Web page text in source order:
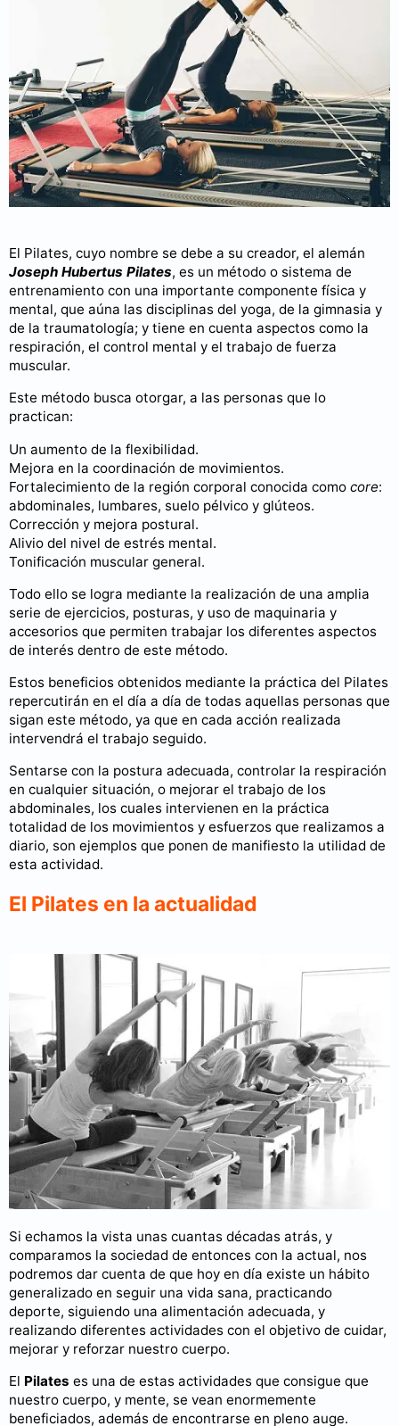
El Pilates, cuyo nombre se debe a su creador, el alemán
Joseph Hubertus Pilates, es un método o sistema de
entrenamiento con una importante componente física y
mental, que aúna las disciplinas del yoga, de la gimnasia y
de la traumatología; y tiene en cuenta aspectos como la
respiración, el control mental y el trabajo de fuerza
muscular.
Este método busca otorgar, a las personas que lo
practican:
Un aumento de la flexibilidad.
Mejora en la coordinación de movimientos.
Fortalecimiento de la región corporal conocida como core:
abdominales, lumbares, suelo pélvico y glúteos.
Corrección y mejora postural.
Alivio del nivel de estrés mental.
Tonificación muscular general.
Todo ello se logra mediante la realización de una amplia
serie de ejercicios, posturas, y uso de maquinaria y
accesorios que permiten trabajar los diferentes aspectos
de interés dentro de este método.
Estos beneficios obtenidos mediante la práctica del Pilates
repercutirán en el día a día de todas aquellas personas que
sigan este método, ya que en cada acción realizada
intervendrá el trabajo seguido.
Sentarse con la postura adecuada, controlar la respiración
en cualquier situación, o mejorar el trabajo de los
abdominales, los cuales intervienen en la práctica
totalidad de los movimientos y esfuerzos que realizamos a
diario, son ejemplos que ponen de manifiesto la utilidad de
esta actividad.
El Pilates en la actualidad
Si echamos la vista unas cuantas décadas atrás, y
comparamos la sociedad de entonces con la actual, nos
podremos dar cuenta de que hoy en día existe un hábito
generalizado en seguir una vida sana, practicando
deporte, siguiendo una alimentación adecuada, y
realizando diferentes actividades con el objetivo de cuidar,
mejorar y reforzar nuestro cuerpo.
El Pilates es una de estas actividades que consigue que
nuestro cuerpo, y mente, se vean enormemente
beneficiados, además de encontrarse en pleno auge.